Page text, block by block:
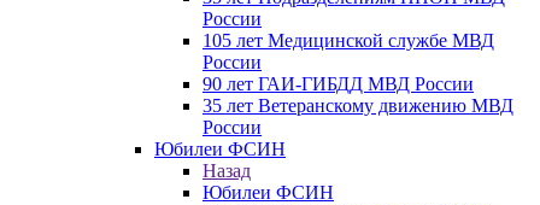
России
105 лет Медицинской службе МВД
России
90 лет ГАИ-ГИБДД МВД России
35 лет Ветеранскому движению МВД
России
Юбилеи ФСИН
Назад
Юбилеи ФСИН